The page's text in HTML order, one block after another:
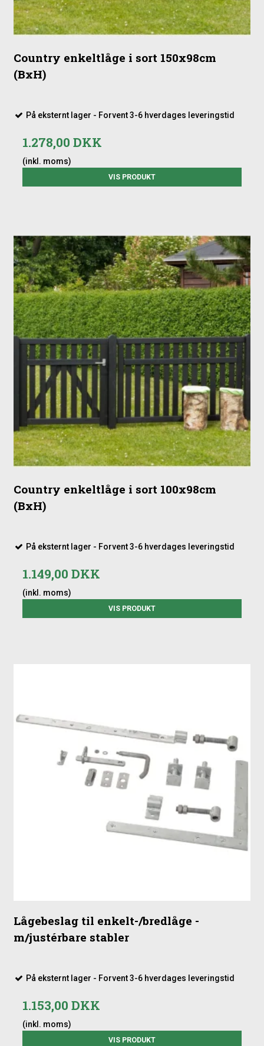
Country enkeltlåge i sort 150x98cm
(BxH)
På eksternt lager - Forvent 3-6 hverdages leveringstid
1.278,00 DKK
(inkl. moms)
VIS PRODUKT
Country enkeltlåge i sort 100x98cm
(BxH)
På eksternt lager - Forvent 3-6 hverdages leveringstid
1.149,00 DKK
(inkl. moms)
VIS PRODUKT
Lågebeslag til enkelt-/bredlåge -
m/justérbare stabler
På eksternt lager - Forvent 3-6 hverdages leveringstid
1.153,00 DKK
(inkl. moms)
VIS PRODUKT